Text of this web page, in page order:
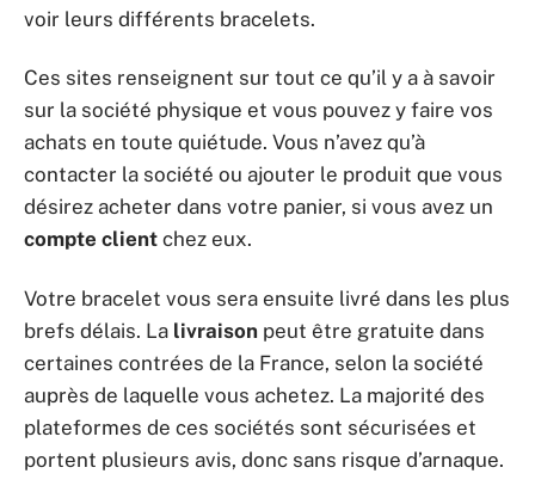
voir leurs différents bracelets.
Ces sites renseignent sur tout ce qu’il y a à savoir
sur la société physique et vous pouvez y faire vos
achats en toute quiétude. Vous n’avez qu’à
contacter la société ou ajouter le produit que vous
désirez acheter dans votre panier, si vous avez un
compte client chez eux.
Votre bracelet vous sera ensuite livré dans les plus
brefs délais. La livraison peut être gratuite dans
certaines contrées de la France, selon la société
auprès de laquelle vous achetez. La majorité des
plateformes de ces sociétés sont sécurisées et
portent plusieurs avis, donc sans risque d’arnaque.